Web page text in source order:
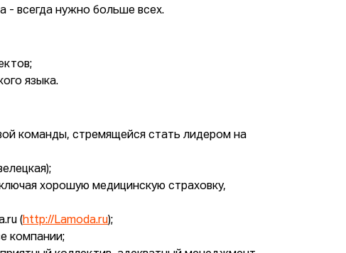
- всегда нужно больше всех.
языка.
команды, стремящейся стать лидером на
хорошую медицинскую страховку,
(http://Lamoda.ru);
компании;